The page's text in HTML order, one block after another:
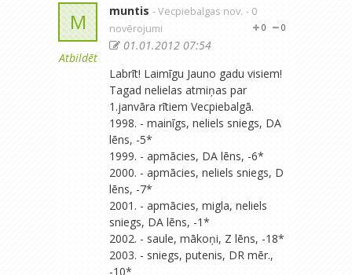
M
Atbildēt
muntis - Vecpiebalgas nov. - 0
novērojumi
0
0
01.01.2012 07:54
Labrīt! Laimīgu Jauno gadu visiem!
Tagad nelielas atmiņas par
1.janvāra rītiem Vecpiebalgā.
1998. - mainīgs, neliels sniegs, DA
lēns, -5*
1999. - apmācies, DA lēns, -6*
2000. - apmācies, neliels sniegs, D
lēns, -7*
2001. - apmācies, migla, neliels
sniegs, DA lēns, -1*
2002. - saule, mākoņi, Z lēns, -18*
2003. - sniegs, putenis, DR mēr.,
-10*